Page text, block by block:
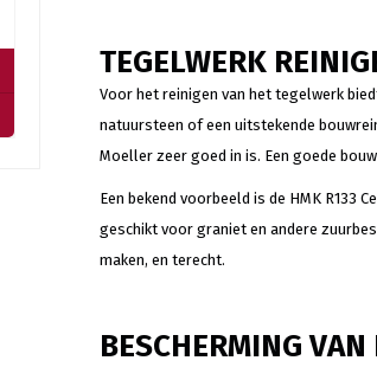
TEGELWERK
Voor het reinigen van het tegelwerk
natuursteen of een uitstekende
Moeller zeer goed in is. Een goede
Een bekend voorbeeld is de HMK R133
geschikt voor graniet en andere
maken, en terecht.
BESCHERMING